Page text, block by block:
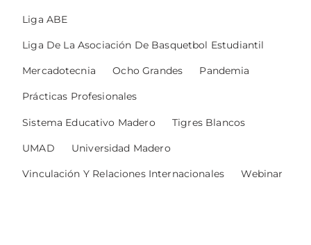
Liga ABE
Liga De La Asociación De Basquetbol Estudiantil
Mercadotecnia Ocho Grandes Pandemia
Prácticas Profesionales
Sistema Educativo Madero Tigres Blancos
UMAD Universidad Madero
Vinculación Y Relaciones Internacionales Webinar